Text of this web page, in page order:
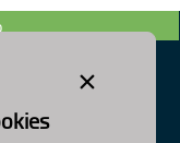
×
Urbana